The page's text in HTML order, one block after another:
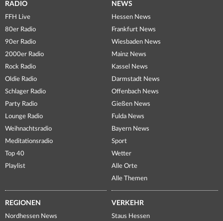
RADIO
FFH Live
80er Radio
90er Radio
2000er Radio
Rock Radio
Oldie Radio
Schlager Radio
Party Radio
Lounge Radio
Weihnachtsradio
Meditationsradio
Top 40
Playlist
NEWS
Hessen News
Frankfurt News
Wiesbaden News
Mainz News
Kassel News
Darmstadt News
Offenbach News
Gießen News
Fulda News
Bayern News
Sport
Wetter
Alle Orte
Alle Themen
REGIONEN
Nordhessen News
VERKEHR
Staus Hessen